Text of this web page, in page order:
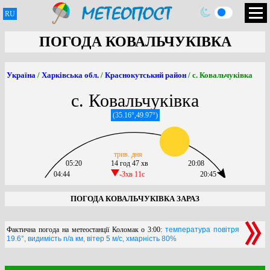
RU
ПОГОДА КОВАЛЬЧУКІВКА
Україна / Харківська обл. / Краснокутський район / с. Ковальчуківка
с. Ковальчуківка
(35.16°,49.97°)
04:44
05:20
14 год 47 хв
-3хв 11c
трив. дня
20:45
20:08
ПОГОДА КОВАЛЬЧУКІВКА ЗАРАЗ
Фактична погода на метеостанції Коломак о 3:00:температура повітря
19.6°, видимість n/a км, вітер 5 м/с, хмарність 80%